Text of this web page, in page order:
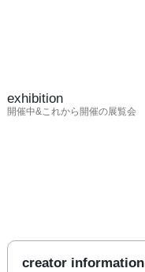
exhibition
開催中&これから開催の展覧会
creator information